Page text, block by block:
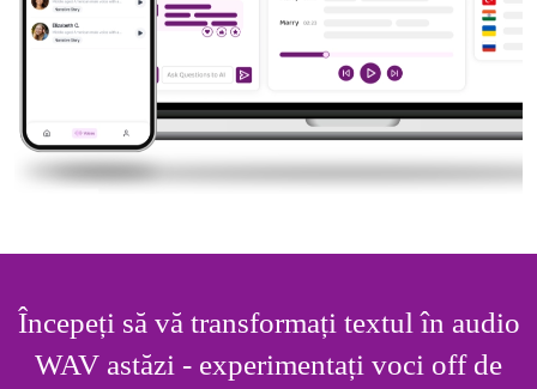
Începeți să vă transformați textul în audio
WAV astăzi - experimentați voci off de